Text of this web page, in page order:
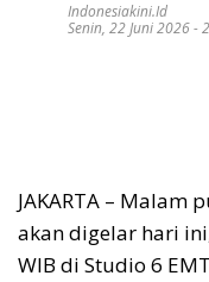
Indonesiakini.id
Senin, 22 Juni 2026 -
JAKARTA – Malam
akan digelar hari
WIB di Studio 6